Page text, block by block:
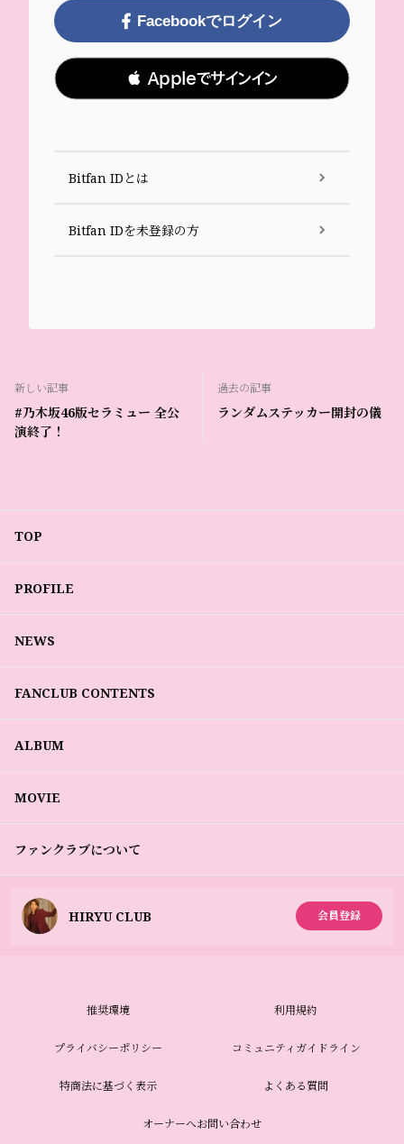
Facebookでログイン
 Appleでサインイン
Bitfan IDとは
Bitfan IDを未登録の方
新しい記事
#乃木坂46版セラミュー 全公
演終了！
過去の記事
ランダムステッカー開封の儀
TOP
PROFILE
NEWS
FANCLUB CONTENTS
ALBUM
MOVIE
ファンクラブについて
HIRYU CLUB 会員登録
推奨環境 利用規約
プライバシーポリシー コミュニティガイドライン
特商法に基づく表示 よくある質問
オーナーへお問い合わせ